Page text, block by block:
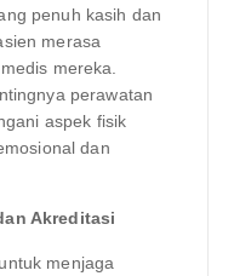
penuh kasih dan
merasa
mereka.
perawatan
aspek fisik
dan
Akreditasi
menjaga